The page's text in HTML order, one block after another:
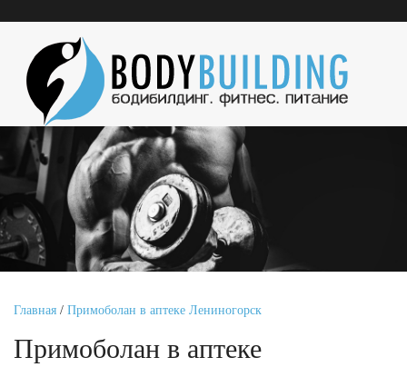
Главная / Примоболан в аптеке Лениногорск
Примоболан в аптеке